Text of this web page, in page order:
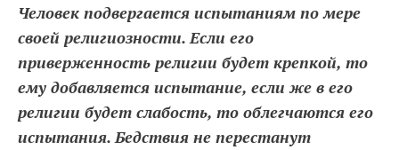
Человек подвергается испытаниям по мере
своей религиозности. Если его
приверженность религии будет крепкой, то
ему добавляется испытание, если же в его
религии будет слабость, то облегчаются его
испытания. Бедствия не перестанут